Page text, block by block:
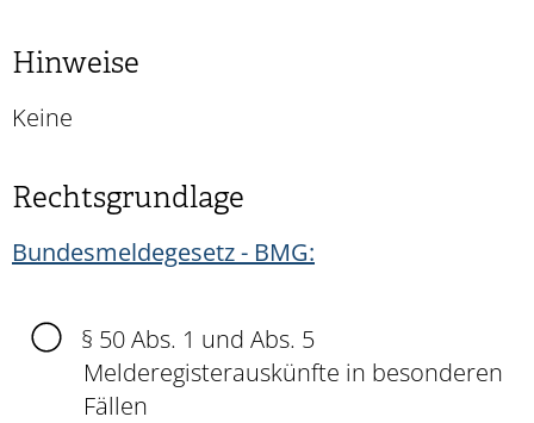
Hinweise
Keine
Rechtsgrundlage
Bundesmeldegesetz - BMG:
§ 50 Abs. 1 und Abs. 5
Melderegisterauskünfte in besonderen
Fällen